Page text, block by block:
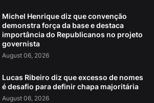
Michel Henrique diz que convenção
demonstra força da base e destaca
importância do Republicanos no projeto
governista
August 06, 2026
Lucas Ribeiro diz que excesso de nomes
é desafio para definir chapa majoritária
August 06, 2026